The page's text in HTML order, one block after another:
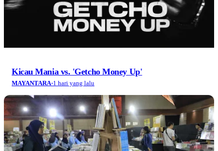
Kicau Mania vs. 'Getcho Money Up'
MAYANTARA·1 hari yang lalu